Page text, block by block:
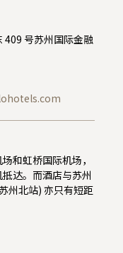
409 号苏州国际金融
和虹桥国际机场，
达。而酒店与苏州
州北站) 亦只有短距